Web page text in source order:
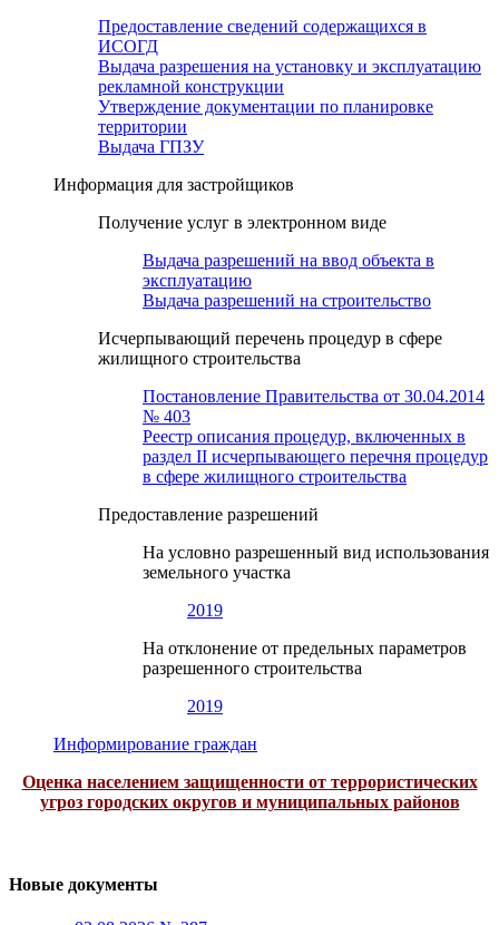
Предоставление сведений содержащихся в
ИСОГД
Выдача разрешения на установку и эксплуатацию
рекламной конструкции
Утверждение документации по планировке
территории
Выдача ГПЗУ
Информация для застройщиков
Получение услуг в электронном виде
Выдача разрешений на ввод объекта в
эксплуатацию
Выдача разрешений на строительство
Исчерпывающий перечень процедур в сфере
жилищного строительства
Постановление Правительства от 30.04.2014
№ 403
Реестр описания процедур, включенных в
раздел II исчерпывающего перечня процедур
в сфере жилищного строительства
Предоставление разрешений
На условно разрешенный вид использования
земельного участка
2019
На отклонение от предельных параметров
разрешенного строительства
2019
Информирование граждан
Оценка населением защищенности от террористических
угроз городских округов и муниципальных районов
Новые документы